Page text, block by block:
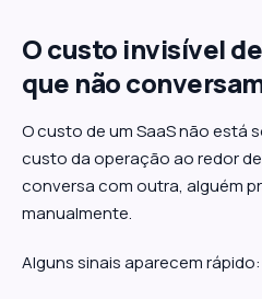
O custo invisível
que não
O custo de um SaaS não está
custo da operação ao redor
conversa com outra, alguém
manualmente.
Alguns sinais aparecem rápido: